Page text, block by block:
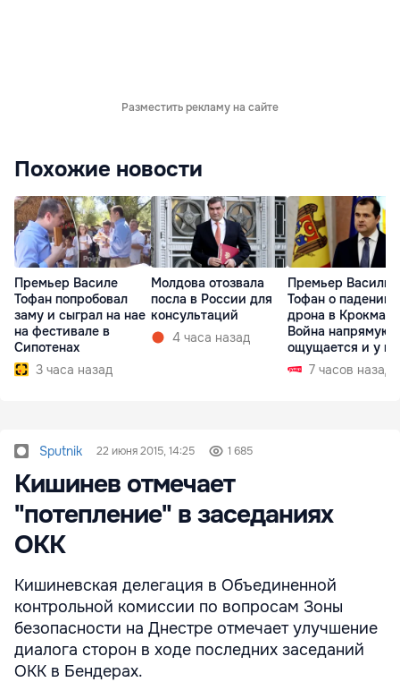
Разместить рекламу на сайте
Похожие новости
Премьер Василе
Тофан попробовал
заму и сыграл на нае
на фестивале в
Сипотенах
3 часа назад
Молдова отозвала
посла в России для
консультаций
4 часа назад
Премьер Василий
Тофан о падении
дрона в
Война напрямую
ощущается и у
7 часов назад
Sputnik 22 июня 2015, 14:25 1 685
Кишинев отмечает
"потепление" в заседаниях
ОКК
Кишиневская делегация в Объединенной
контрольной комиссии по вопросам Зоны
безопасности на Днестре отмечает улучшение
диалога сторон в ходе последних заседаний
ОКК в Бендерах.